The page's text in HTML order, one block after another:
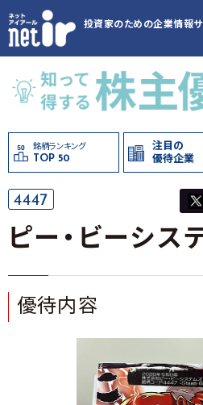
投資家のための企業情報サ
銘柄ランキング
TOP 50
注目の
優待企業
4447
ピー・ビーシス
優待内容